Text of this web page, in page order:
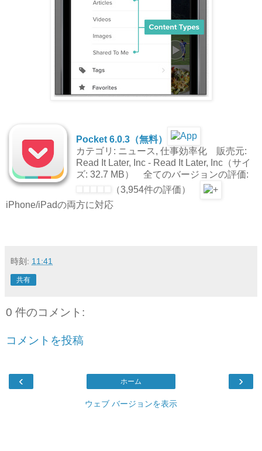
Pocket 6.0.3（無料）
カテゴリ: ニュース, 仕事効率化 販売元:
Read It Later, Inc - Read It Later, Inc（サイ
ズ: 32.7 MB） 全てのバージョンの評価:
（3,954件の評価）
iPhone/iPadの両方に対応
時刻: 11:41
共有
0 件のコメント:
コメントを投稿
‹ ›
ホーム
ウェブ バージョンを表示